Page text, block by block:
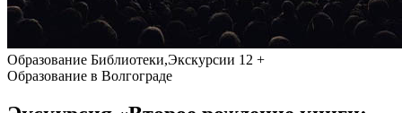
Образование Библиотеки,Экскурсии 12 +
Образование в Волгограде